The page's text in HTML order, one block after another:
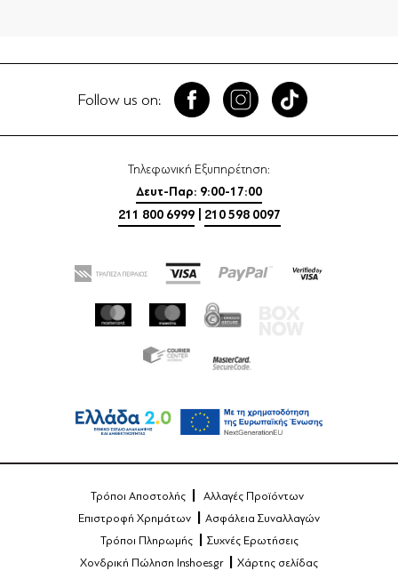
Follow us on:
Τηλεφωνική Εξυπηρέτηση:
Δευτ-Παρ: 9:00-17:00
211 800 6999
210 598 0097
Τρόποι Αποστολής
Αλλαγές Προϊόντων
Επιστροφή Χρημάτων
Ασφάλεια Συναλλαγών
Τρόποι Πληρωμής
Συχνές Ερωτήσεις
Χονδρική Πώληση Inshoes.gr
Χάρτης σελίδας